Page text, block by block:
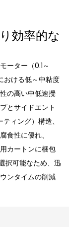
効率的な
ーター（0.1～
おける低～中粘度
の高い中低速攪
とサイドエント
ィング）構造、
食性に優れ、
カートンに梱包
択可能なため、迅
ンタイムの削減